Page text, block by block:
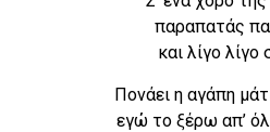
παραπατάς
και λίγο λίγο
Πονάει η αγάπη
εγώ το ξέρω απ’